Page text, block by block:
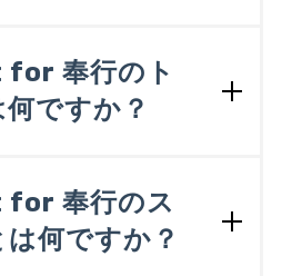
アダプタ」を使えば、Ex
イル名と読み取るシー
ダプタを使えばOBC受
ータを書き出すことが
を組み合わせること
、コード変換などを定
ことです。データの演算
用するロジック（関
を単体もしくは、組み
ることで、強力なデータ
す。
奉行のト
ですか？
理を自動実行するため
決められた日時や一定時
「スケジュールトリ
奉行のス
何ですか？